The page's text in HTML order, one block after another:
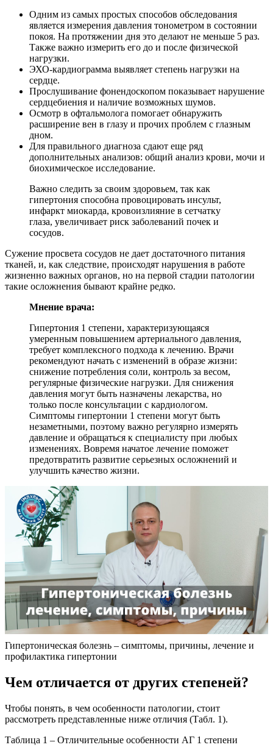
Одним из самых простых способов обследования
является измерения давления тонометром в состоянии
покоя. На протяжении дня это делают не меньше 5 раз.
Также важно измерить его до и после физической
нагрузки.
ЭХО-кардиограмма выявляет степень нагрузки на
сердце.
Прослушивание фонендоскопом показывает нарушение
сердцебиения и наличие возможных шумов.
Осмотр в офтальмолога помогает обнаружить
расширение вен в глазу и прочих проблем с глазным
дном.
Для правильного диагноза сдают еще ряд
дополнительных анализов: общий анализ крови, мочи и
биохимическое исследование.
Важно следить за своим здоровьем, так как
гипертония способна провоцировать инсульт,
инфаркт миокарда, кровоизлияние в сетчатку
глаза, увеличивает риск заболеваний почек и
сосудов.
Сужение просвета сосудов не дает достаточного питания
тканей, и, как следствие, происходят нарушения в работе
жизненно важных органов, но на первой стадии патологии
такие осложнения бывают крайне редко.
Мнение врача:
Гипертония 1 степени, характеризующаяся
умеренным повышением артериального давления,
требует комплексного подхода к лечению. Врачи
рекомендуют начать с изменений в образе жизни:
снижение потребления соли, контроль за весом,
регулярные физические нагрузки. Для снижения
давления могут быть назначены лекарства, но
только после консультации с кардиологом.
Симптомы гипертонии 1 степени могут быть
незаметными, поэтому важно регулярно измерять
давление и обращаться к специалисту при любых
изменениях. Вовремя начатое лечение поможет
предотвратить развитие серьезных осложнений и
улучшить качество жизни.
Гипертоническая болезнь – симптомы, причины, лечение и
профилактика гипертонии
Чем отличается от других степеней?
Чтобы понять, в чем особенности патологии, стоит
рассмотреть представленные ниже отличия (Табл. 1).
Таблица 1 – Отличительные особенности АГ 1 степени